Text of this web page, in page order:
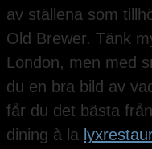
av ställena som
Old Brewer. Tänk
London, men med
du en bra bild av
får du det bästa
dining à la